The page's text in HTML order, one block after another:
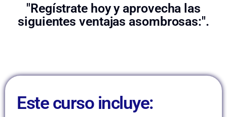
"Regístrate hoy y aprovecha las
siguientes ventajas asombrosas:".
Este curso incluye: